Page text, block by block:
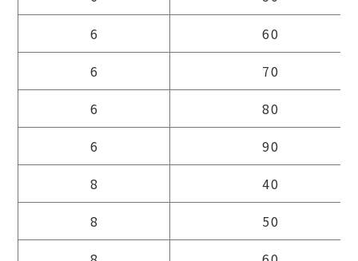
6
60
6
70
6
80
6
90
8
40
8
50